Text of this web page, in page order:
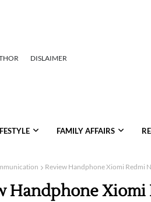
DISLAIMER
FAMILY AFFAIRS
Review Handphone Xiomi Redmi
Handphone Xiomi